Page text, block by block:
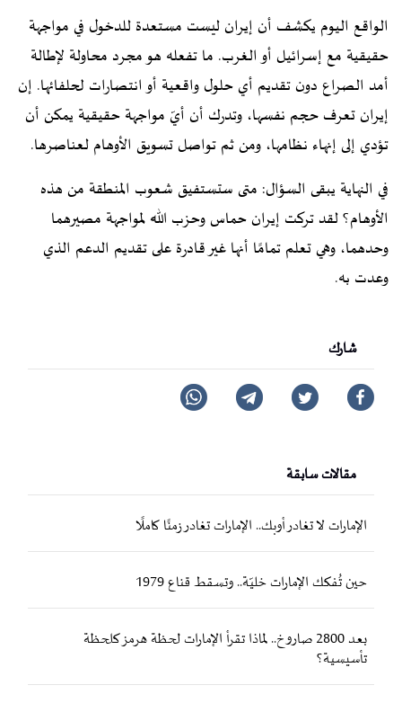
الواقع اليوم يكشف أن إيران ليست مستعدة للدخول في مواجهة
حقيقية مع إسرائيل أو الغرب. ما تفعله هو مجرد محاولة لإطالة
أمد الصراع دون تقديم أي حلول واقعية أو انتصارات لحلفائها. إن
إيران تعرف حجم نفسها، وتدرك أن أيّ مواجهة حقيقية يمكن أن
تؤدي إلى إنهاء نظامها، ومن ثم تواصل تسويق الأوهام لعناصرها.
في النهاية يبقى السؤال: متى ستستفيق شعوب المنطقة من هذه
الأوهام؟ لقد تركت إيران حماس وحزب الله لمواجهة مصيرهما
وحدهما، وهي تعلم تمامًا أنها غير قادرة على تقديم الدعم الذي
وعدت به.
شارك
مقالات سابقة
الإمارات لا تغادر أوبك.. الإمارات تغادر زمنًا كاملًا
حين تُفكك الإمارات خليّة.. وتسقط قناع 1979
بعد 2800 صاروخ.. لماذا تقرأ الإمارات لحظة هرمز كلحظة
تأسيسية؟